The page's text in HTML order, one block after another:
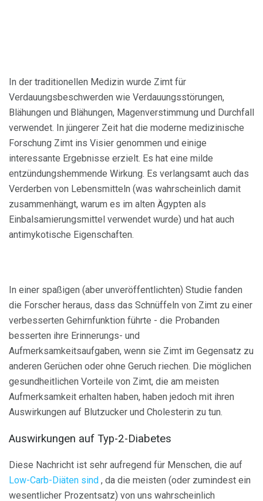
In der traditionellen Medizin wurde Zimt für
Verdauungsbeschwerden wie Verdauungsstörungen,
Blähungen und Blähungen, Magenverstimmung und Durchfall
verwendet. In jüngerer Zeit hat die moderne medizinische
Forschung Zimt ins Visier genommen und einige
interessante Ergebnisse erzielt. Es hat eine milde
entzündungshemmende Wirkung. Es verlangsamt auch das
Verderben von Lebensmitteln (was wahrscheinlich damit
zusammenhängt, warum es im alten Ägypten als
Einbalsamierungsmittel verwendet wurde) und hat auch
antimykotische Eigenschaften.
In einer spaßigen (aber unveröffentlichten) Studie fanden
die Forscher heraus, dass das Schnüffeln von Zimt zu einer
verbesserten Gehirnfunktion führte - die Probanden
besserten ihre Erinnerungs- und
Aufmerksamkeitsaufgaben, wenn sie Zimt im Gegensatz zu
anderen Gerüchen oder ohne Geruch riechen. Die möglichen
gesundheitlichen Vorteile von Zimt, die am meisten
Aufmerksamkeit erhalten haben, haben jedoch mit ihren
Auswirkungen auf Blutzucker und Cholesterin zu tun.
Auswirkungen auf Typ-2-Diabetes
Diese Nachricht ist sehr aufregend für Menschen, die auf
Low-Carb-Diäten sind , da die meisten (oder zumindest ein
wesentlicher Prozentsatz) von uns wahrscheinlich